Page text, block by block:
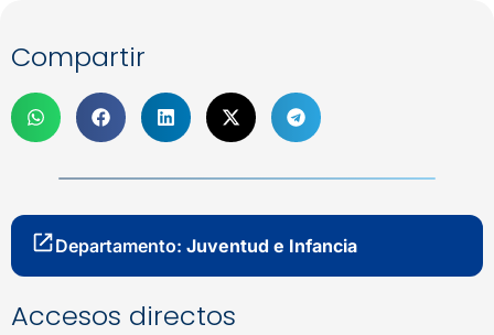
Compartir
Departamento: Juventud e Infancia
Accesos directos